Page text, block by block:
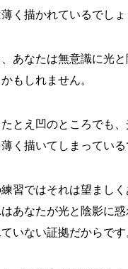
く描かれているでしょ
あなたは無意識に光
もしれません。
とえ凹のところでも
く描いてしまっている
習ではそれは望まし
あなたが光と陰影に
いない証拠だからです